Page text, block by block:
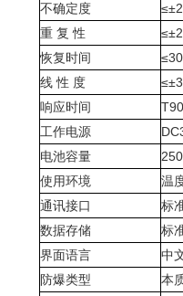
不确定度
重 复 性
恢复时间
线 性 度
响应时间
工作电源
电池容量
使用环境
温
通讯接口
标
数据存储
标
界面语言
中
防爆类型
本